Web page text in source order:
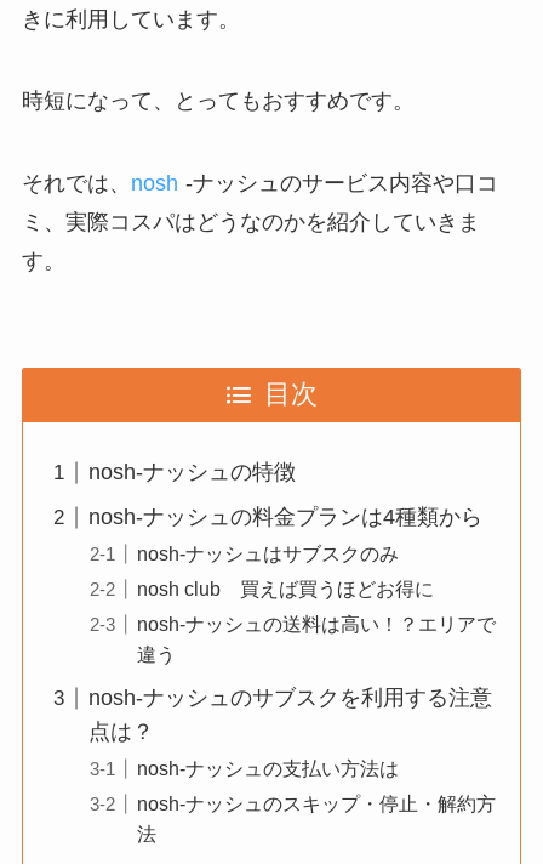
きに利用しています。
時短になって、とってもおすすめです。
それでは、 nosh -ナッシュのサービス内容や口コ
ミ、実際コスパはどうなのかを紹介していきま
す。
目次
nosh-ナッシュの特徴
nosh-ナッシュの料金プランは4種類から
nosh-ナッシュはサブスクのみ
nosh club 買えば買うほどお得に
nosh-ナッシュの送料は高い！？エリアで
違う
nosh-ナッシュのサブスクを利用する注意
点は？
nosh-ナッシュの支払い方法は
nosh-ナッシュのスキップ・停止・解約方
法